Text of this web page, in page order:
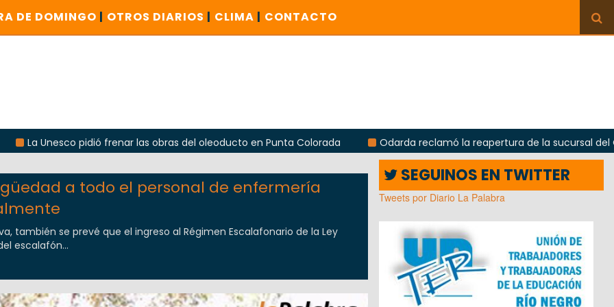
DE DOMINGO | OTROS DIARIOS | CLIMA | CONTACTO
frenar las obras del oleoducto en Punta Colorada
Odarda reclamó la reapertura de la sucursal del Correo
a todo el personal de enfermería
también se prevé que el ingreso al Régimen Escalafonario de la Ley
escalafón...
SEGUINOS EN TWITTER
Tweets por Diario La Palabra